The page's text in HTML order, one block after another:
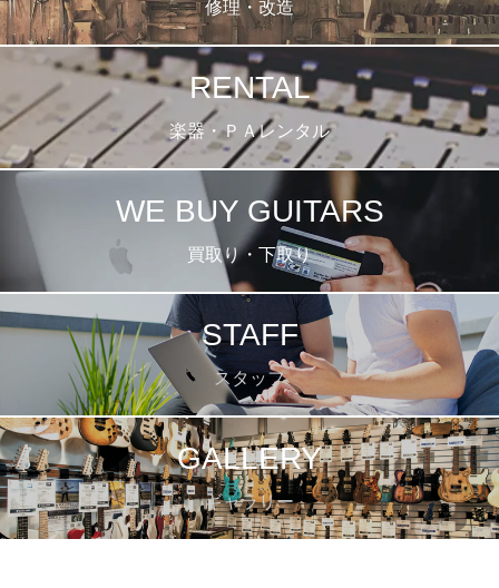
修理・改造
RENTAL
楽器・ＰＡレンタル
WE BUY GUITARS
買取り・下取り
STAFF
スタッフ
GALLERY
ギャラリー